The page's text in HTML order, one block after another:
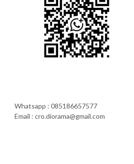
Whatsapp : 085186657577
Email : cro.diorama@gmail.com